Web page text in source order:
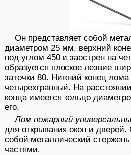
Он представляет собой
диаметром 25 мм, верхний
под углом 450 и заострен на
образуется плоское лезвие
заточки 80. Нижний конец лома
четырехгранный. На
конца имеется кольцо
его.
Лом пожарный
для открывания окон и дверей.
собой металлический
частями.